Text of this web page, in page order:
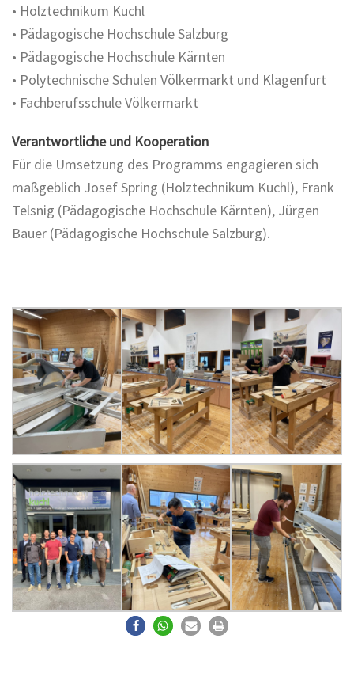
• Holztechnikum Kuchl
• Pädagogische Hochschule Salzburg
• Pädagogische Hochschule Kärnten
• Polytechnische Schulen Völkermarkt und Klagenfurt
• Fachberufsschule Völkermarkt
Verantwortliche und Kooperation
Für die Umsetzung des Programms engagieren sich
maßgeblich Josef Spring (Holztechnikum Kuchl), Frank
Telsnig (Pädagogische Hochschule Kärnten), Jürgen
Bauer (Pädagogische Hochschule Salzburg).